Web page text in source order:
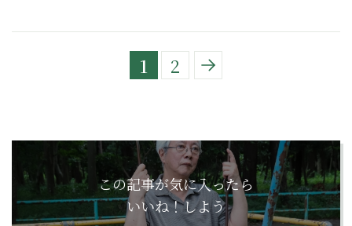
1 2
この記事が気に入ったら
いいね！しよう